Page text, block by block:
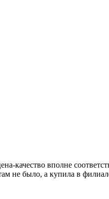
вполне
не было, а купила в